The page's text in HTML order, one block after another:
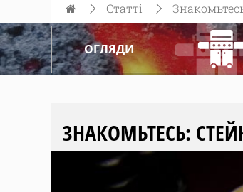
Статті
ОГЛЯДИ
ЗНАКОМЬТЕСЬ: